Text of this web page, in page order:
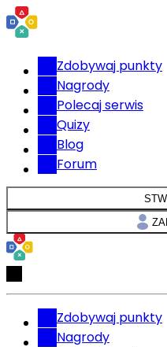
Zdobywaj punkty
Nagrody
Polecaj serwis
Quizy
Blog
Forum
Zdobywaj punkty
Nagrody